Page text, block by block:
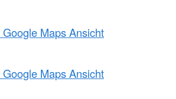
Maps Ansicht
Maps Ansicht